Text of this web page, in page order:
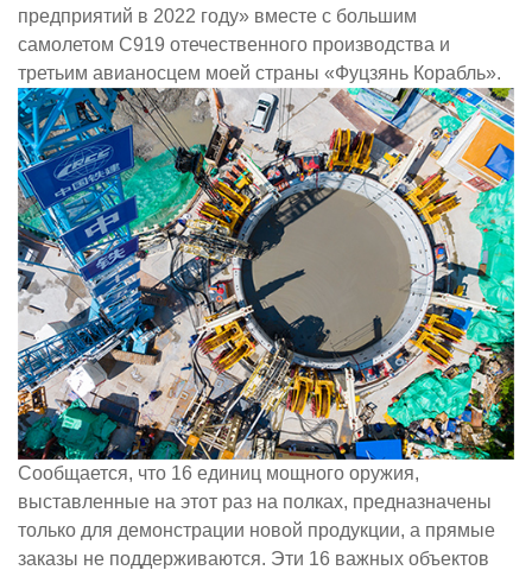
предприятий в 2022 году» вместе с большим
самолетом C919 отечественного производства и
третьим авианосцем моей страны «Фуцзянь Корабль».
Сообщается, что 16 единиц мощного оружия,
выставленные на этот раз на полках, предназначены
только для демонстрации новой продукции, а прямые
заказы не поддерживаются. Эти 16 важных объектов